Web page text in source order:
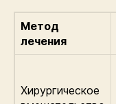
Метод
лечения
Хирургическое